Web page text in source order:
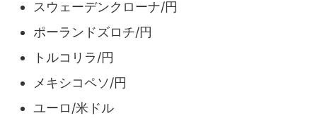
スウェーデンクローナ/円
ポーランドズロチ/円
トルコリラ/円
メキシコペソ/円
ユーロ/米ドル